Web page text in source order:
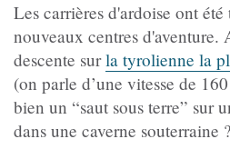
Les carrières d'ardoise ont été
nouveaux centres
descente surla tyrolienne la
(on parle d’une vitesse de
bien un “saut sous terre” sur
dans une caverne souterraine